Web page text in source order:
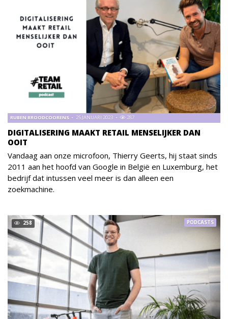
DIGITALISERING MAAKT RETAIL MENSELIJKER DAN
OOIT
RUBEN BROODCOORENS 25 JANUARI 2023 287
Vandaag aan onze microfoon, Thierry Geerts, hij staat sinds
2011 aan het hoofd van Google in België en Luxemburg, het
bedrijf dat intussen veel meer is dan alleen een
zoekmachine.
258 PODCASTS